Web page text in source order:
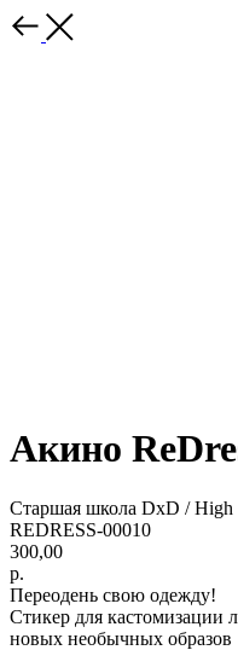
Акино
Старшая школа DxD / High
REDRESS-00010
300,00
р.
Переодень свою одежду!
Стикер для
новых необычных образов